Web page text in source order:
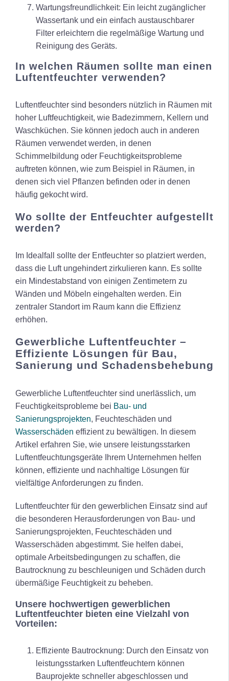
Wartungsfreundlichkeit: Ein leicht zugänglicher
Wassertank und ein einfach austauschbarer
Filter erleichtern die regelmäßige Wartung und
Reinigung des Geräts.
In welchen Räumen sollte man einen
Luftentfeuchter verwenden?
Luftentfeuchter sind besonders nützlich in Räumen mit
hoher Luftfeuchtigkeit, wie Badezimmern, Kellern und
Waschküchen. Sie können jedoch auch in anderen
Räumen verwendet werden, in denen
Schimmelbildung oder Feuchtigkeitsprobleme
auftreten können, wie zum Beispiel in Räumen, in
denen sich viel Pflanzen befinden oder in denen
häufig gekocht wird.
Wo sollte der Entfeuchter aufgestellt
werden?
Im Idealfall sollte der Entfeuchter so platziert werden,
dass die Luft ungehindert zirkulieren kann. Es sollte
ein Mindestabstand von einigen Zentimetern zu
Wänden und Möbeln eingehalten werden. Ein
zentraler Standort im Raum kann die Effizienz
erhöhen.
Gewerbliche Luftentfeuchter –
Effiziente Lösungen für Bau,
Sanierung und Schadensbehebung
Gewerbliche Luftentfeuchter sind unerlässlich, um
Feuchtigkeitsprobleme bei Bau- und
Sanierungsprojekten, Feuchteschäden und
Wasserschäden effizient zu bewältigen. In diesem
Artikel erfahren Sie, wie unsere leistungsstarken
Luftentfeuchtungsgeräte Ihrem Unternehmen helfen
können, effiziente und nachhaltige Lösungen für
vielfältige Anforderungen zu finden.
Luftentfeuchter für den gewerblichen Einsatz sind auf
die besonderen Herausforderungen von Bau- und
Sanierungsprojekten, Feuchteschäden und
Wasserschäden abgestimmt. Sie helfen dabei,
optimale Arbeitsbedingungen zu schaffen, die
Bautrocknung zu beschleunigen und Schäden durch
übermäßige Feuchtigkeit zu beheben.
Unsere hochwertigen gewerblichen
Luftentfeuchter bieten eine Vielzahl von
Vorteilen:
Effiziente Bautrocknung: Durch den Einsatz von
leistungsstarken Luftentfeuchtern können
Bauprojekte schneller abgeschlossen und